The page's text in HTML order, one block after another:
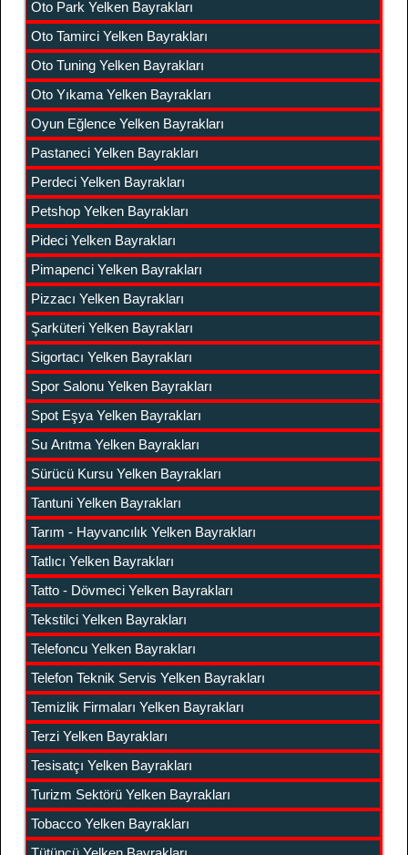
Oto Park Yelken Bayrakları
Oto Tamirci Yelken Bayrakları
Oto Tuning Yelken Bayrakları
Oto Yıkama Yelken Bayrakları
Oyun Eğlence Yelken Bayrakları
Pastaneci Yelken Bayrakları
Perdeci Yelken Bayrakları
Petshop Yelken Bayrakları
Pideci Yelken Bayrakları
Pimapenci Yelken Bayrakları
Pizzacı Yelken Bayrakları
Şarküteri Yelken Bayrakları
Sigortacı Yelken Bayrakları
Spor Salonu Yelken Bayrakları
Spot Eşya Yelken Bayrakları
Su Arıtma Yelken Bayrakları
Sürücü Kursu Yelken Bayrakları
Tantuni Yelken Bayrakları
Tarım - Hayvancılık Yelken Bayrakları
Tatlıcı Yelken Bayrakları
Tatto - Dövmeci Yelken Bayrakları
Tekstilci Yelken Bayrakları
Telefoncu Yelken Bayrakları
Telefon Teknik Servis Yelken Bayrakları
Temizlik Firmaları Yelken Bayrakları
Terzi Yelken Bayrakları
Tesisatçı Yelken Bayrakları
Turizm Sektörü Yelken Bayrakları
Tobacco Yelken Bayrakları